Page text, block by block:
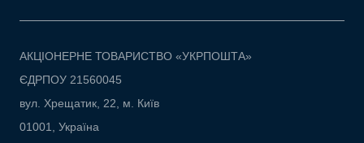
АКЦІОНЕРНЕ ТОВАРИСТВО «УКРПОШТА»
ЄДРПОУ 21560045
вул. Хрещатик, 22, м. Київ
01001, Україна